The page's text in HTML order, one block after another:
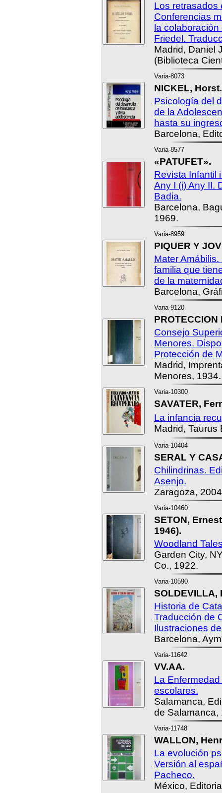
Los retrasados
Conferencias
la
Friedel.
Madrid, Daniel
(Biblioteca
Varia-8073
NICKEL, Horst.
Psicología del
de la
hasta su
Barcelona,
Varia-8577
«PATUFET».
Revista Infantil
Any I (i) Any II.
Badia.
Barcelona,
1969.
Varia-8959
PIQUER Y
Mater
familia que
de la
Barcelona,
Varia-9120
PROTECCION
Consejo
Menores.
Protección de
Madrid,
Menores, 1934.
Varia-10300
SAVATER,
La infancia
Madrid, Taurus
Varia-10404
SERAL Y
Chilindrinas.
Asenjo.
Zaragoza,
Varia-10460
SETON,
1946).
Woodland
Garden City,
Co., 1922.
Varia-10590
SOLDEVILLA,
Historia de
Traducción de
Ilustraciones
Barcelona,
Varia-11642
VV.AA.
La
escolares.
Salamanca,
de Salamanca,
Varia-11748
WALLON,
La evolución
Versión al
Pacheco.
México,